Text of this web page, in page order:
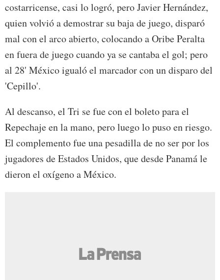
costarricense, casi lo logró, pero Javier Hernández,
quien volvió a demostrar su baja de juego, disparó
mal con el arco abierto, colocando a Oribe Peralta
en fuera de juego cuando ya se cantaba el gol; pero
al 28' México igualó el marcador con un disparo del
'Cepillo'.
Al descanso, el Tri se fue con el boleto para el
Repechaje en la mano, pero luego lo puso en riesgo.
El complemento fue una pesadilla de no ser por los
jugadores de Estados Unidos, que desde Panamá le
dieron el oxígeno a México.